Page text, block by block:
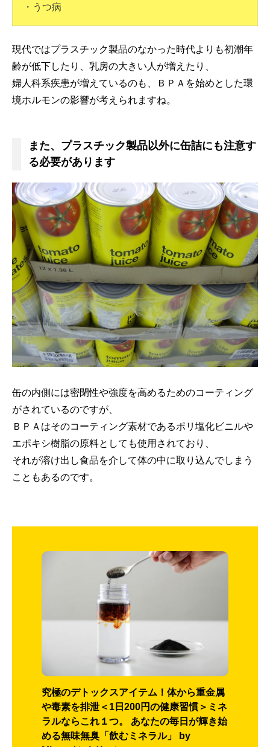
・うつ病
現代ではプラスチック製品のなかった時代よりも初潮年
齢が低下したり、乳房の大きい人が増えたり、
婦人科系疾患が増えているのも、ＢＰＡを始めとした環
境ホルモンの影響が考えられますね。
また、プラスチック製品以外に缶詰にも注意す
る必要があります
缶の内側には密閉性や強度を高めるためのコーティング
がされているのですが、
ＢＰＡはそのコーティング素材であるポリ塩化ビニルや
エポキシ樹脂の原料としても使用されており、
それが溶け出し食品を介して体の中に取り込んでしまう
こともあるのです。
究極のデトックスアイテム！体から重金属
や毒素を排泄＜1日200円の健康習慣＞ミネ
ラルならこれ１つ。 あなたの毎日が輝き始
める無味無臭「飲むミネラル」 by